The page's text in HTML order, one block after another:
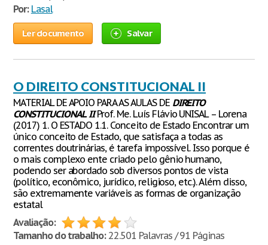
Por: Lasal
Ler documento Salvar
O DIREITO CONSTITUCIONAL II
MATERIAL DE APOIO PARA AS AULAS DE DIREITO
CONSTITUCIONALIIProf. Me. Luís Flávio UNISAL – Lorena
(2017) 1. O ESTADO 1.1. Conceito de Estado Encontrar um
único conceito de Estado, que satisfaça a todas as
correntes doutrinárias, é tarefa impossível. Isso porque é
o mais complexo ente criado pelo gênio humano,
podendo ser abordado sob diversos pontos de vista
(político, econômico, jurídico, religioso, etc.). Além disso,
são extremamente variáveis as formas de organização
estatal
Avaliação:
Tamanho do trabalho:22.501 Palavras / 91 Páginas